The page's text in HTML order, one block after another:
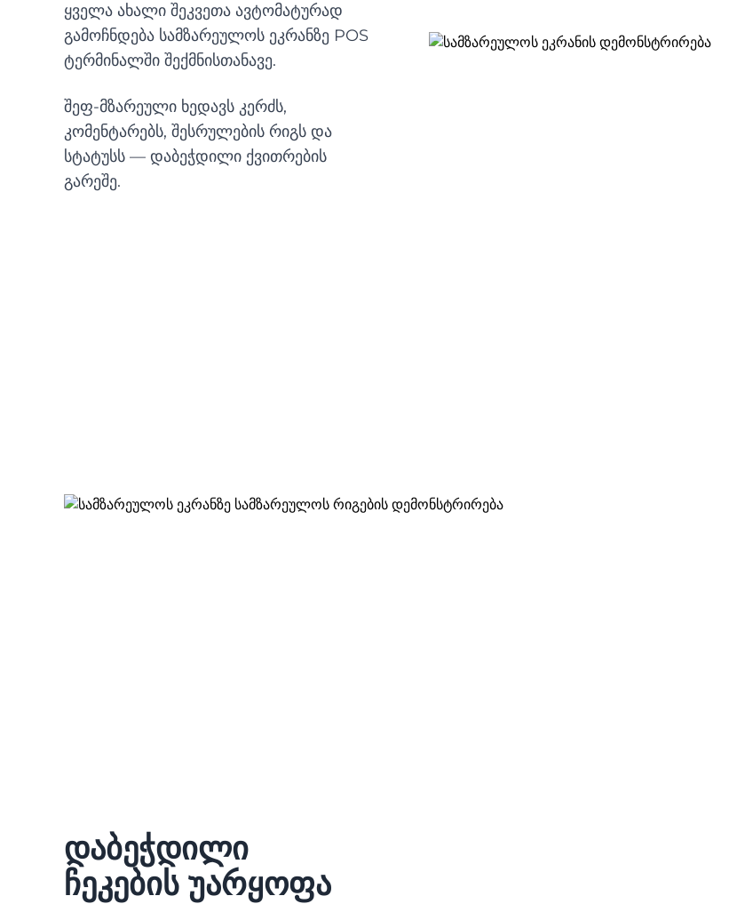
ყველა ახალი შეკვეთა ავტომატურად
გამოჩნდება სამზარეულოს ეკრანზე POS
ტერმინალში შექმნისთანავე.
შეფ-მზარეული ხედავს კერძს,
კომენტარებს, შესრულების რიგს და
სტატუსს — დაბეჭდილი ქვითრების
გარეშე.
დაბეჭდილი
ჩეკების უარყოფა